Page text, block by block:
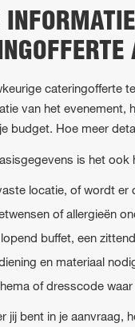
cateringofferte
van het evenement,
budget. Hoe meer
is het
locatie, of wordt
of allergieën
buffet, een
en materiaal
of dresscode
jij bent in je aanvraag,